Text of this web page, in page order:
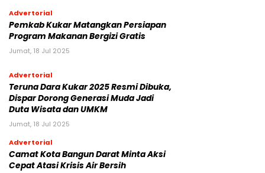
Advertorial
Pemkab Kukar Matangkan Persiapan
Program Makanan Bergizi Gratis
Jumat, 18 Jul 2025
Advertorial
Teruna Dara Kukar 2025 Resmi Dibuka,
Dispar Dorong Generasi Muda Jadi
Duta Wisata dan UMKM
Jumat, 18 Jul 2025
Advertorial
Camat Kota Bangun Darat Minta Aksi
Cepat Atasi Krisis Air Bersih